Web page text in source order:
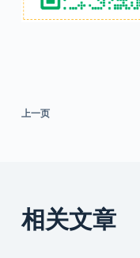
上一页
相关文章